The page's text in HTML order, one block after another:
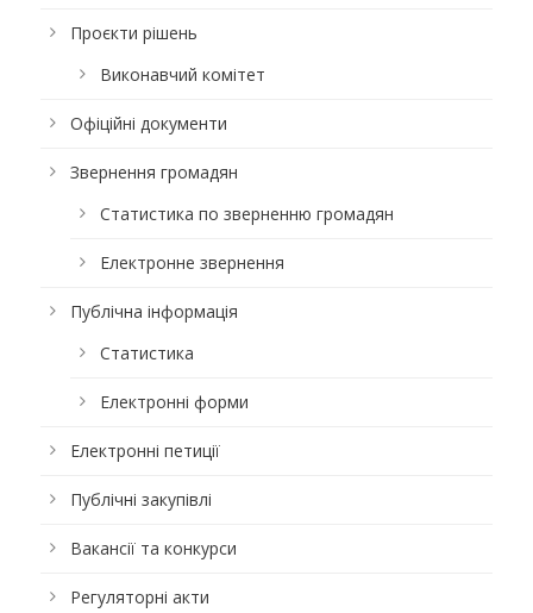
Проєкти рішень
Виконавчий комітет
Офіційні документи
Звернення громадян
Статистика по зверненню громадян
Електронне звернення
Публічна інформація
Статистика
Електронні форми
Електронні петиції
Публічні закупівлі
Вакансії та конкурси
Регуляторні акти